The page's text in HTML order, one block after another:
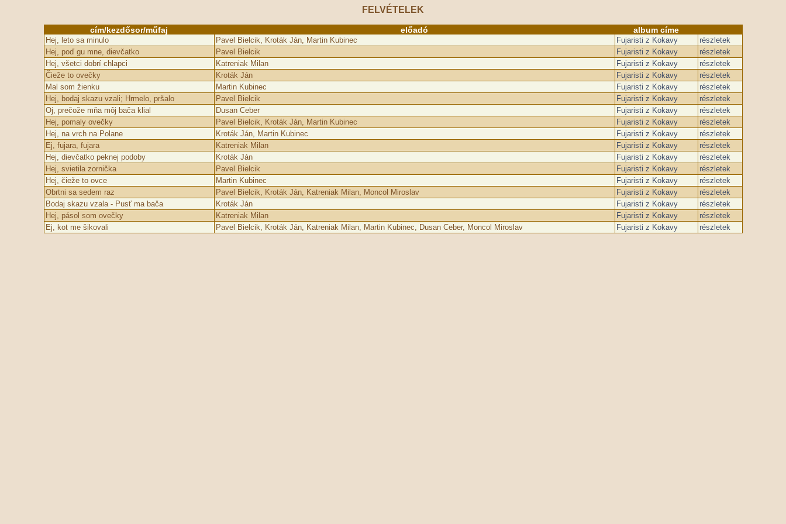
FELVÉTELEK
cím/kezdősor/műfaj előadó album címe
Hej, leto sa minulo Pavel Bielcik, Kroták Ján, Martin Kubinec Fujaristi z Kokavy
részletek
Hej, poď gu mne, dievčatko
Pavel Bielcik Fujaristi z Kokavy
részletek
Hej, všetci dobrí chlapci
Katreniak Milan Fujaristi z Kokavy
részletek
Čieže to ovečky
Kroták Ján Fujaristi z Kokavy
részletek
Mal som žienku
Martin Kubinec Fujaristi z Kokavy
részletek
Hej, bodaj skazu vzali; Hrmelo, pršalo
Pavel Bielcik Fujaristi z Kokavy
részletek
Oj, prečože mňa môj bača klial
Dusan Ceber Fujaristi z Kokavy
részletek
Hej, pomaly ovečky
Pavel Bielcik, Kroták Ján, Martin Kubinec Fujaristi z Kokavy
részletek
Hej, na vrch na Pol­ane
Kroták Ján, Martin Kubinec Fujaristi z Kokavy
részletek
Ej, fujara, fujara
Katreniak Milan Fujaristi z Kokavy
részletek
Hej, dievčatko peknej podoby
Kroták Ján Fujaristi z Kokavy
részletek
Hej, svietila zornička
Pavel Bielcik Fujaristi z Kokavy
részletek
Hej, čieže to ovce
Martin Kubinec Fujaristi z Kokavy
részletek
Obrtni sa sedem raz
Pavel Bielcik, Kroták Ján, Katreniak Milan, Moncol­ Miroslav Fujaristi z Kokavy
részletek
Bodaj skazu vzala - Pusť ma bača
Kroták Ján Fujaristi z Kokavy
részletek
Hej, pásol som ovečky
Katreniak Milan Fujaristi z Kokavy
részletek
Ej, kot me šikovali
Pavel Bielcik, Kroták Ján, Katreniak Milan, Martin Kubinec, Dusan Ceber, Moncol­ Miroslav Fujaristi z Kokavy részletek